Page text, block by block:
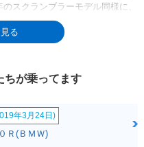
スクランブラーモデル同様に、
ードスターモデルのRナインテ
径化され、正立式のフロントフ
は、欧州のユーロ5規制に適合
選択が可能になり、USB電源ポ
本市場で2017年9月1日以降に
載された。
る
ちが乗ってます
年3月24日)
Ｒ(ＢＭＷ)